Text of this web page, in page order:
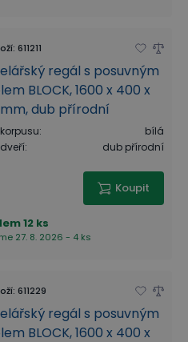
: 611211
regál s posuvným
BLOCK, 1600 x 400 x
dub přírodní
:
bílá
: dub přírodní
Koupit
12 ks
27. 8. 2026 - 4 ks
: 611229
regál s posuvným
BLOCK, 1600 x 400 x